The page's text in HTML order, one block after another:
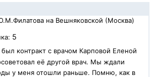
на Вешняковской (Москва)
5
контракт с врачом Карповой Еленой
её другой врач. Мы ждали
у меня отошли раньше. Помню, как в